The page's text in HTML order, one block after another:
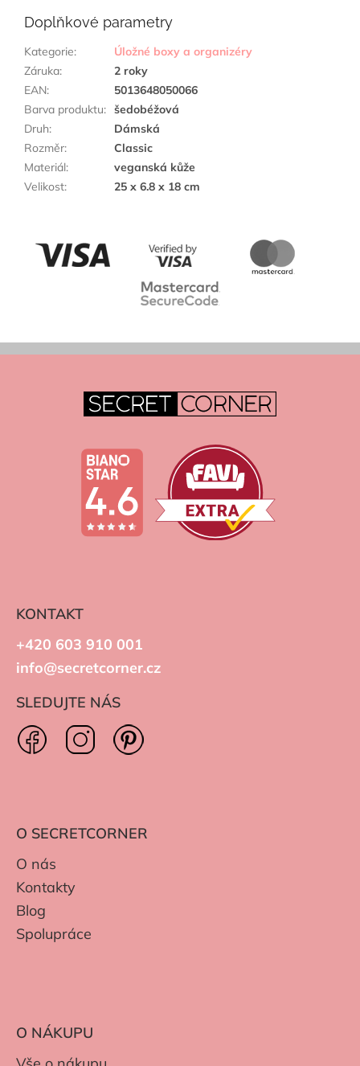
Doplňkové parametry
Kategorie:
Úložné boxy a organizéry
Záruka:
2 roky
EAN:
5013648050066
Barva produktu: šedobéžová
Druh:
Dámská
Rozměr:
Classic
Materiál:
veganská kůže
Velikost: 25 x 6.8 x 18 cm
KONTAKT
+420 603 910 001
info@secretcorner.cz
SLEDUJTE NÁS
O SECRETCORNER
O nás
Kontakty
Blog
Spolupráce
O NÁKUPU